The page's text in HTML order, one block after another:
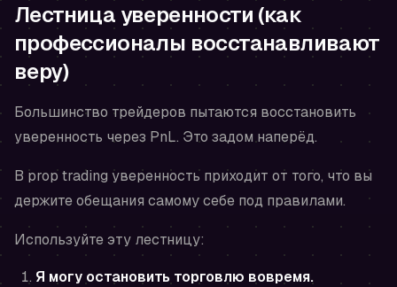
Лестница уверенности (как
профессионалы восстанавливают
веру)
Большинство трейдеров пытаются восстановить
уверенность через PnL. Это задом наперёд.
В prop trading уверенность приходит от того, что вы
держите обещания самому себе под правилами.
Используйте эту лестницу:
Я могу остановить торговлю вовремя.